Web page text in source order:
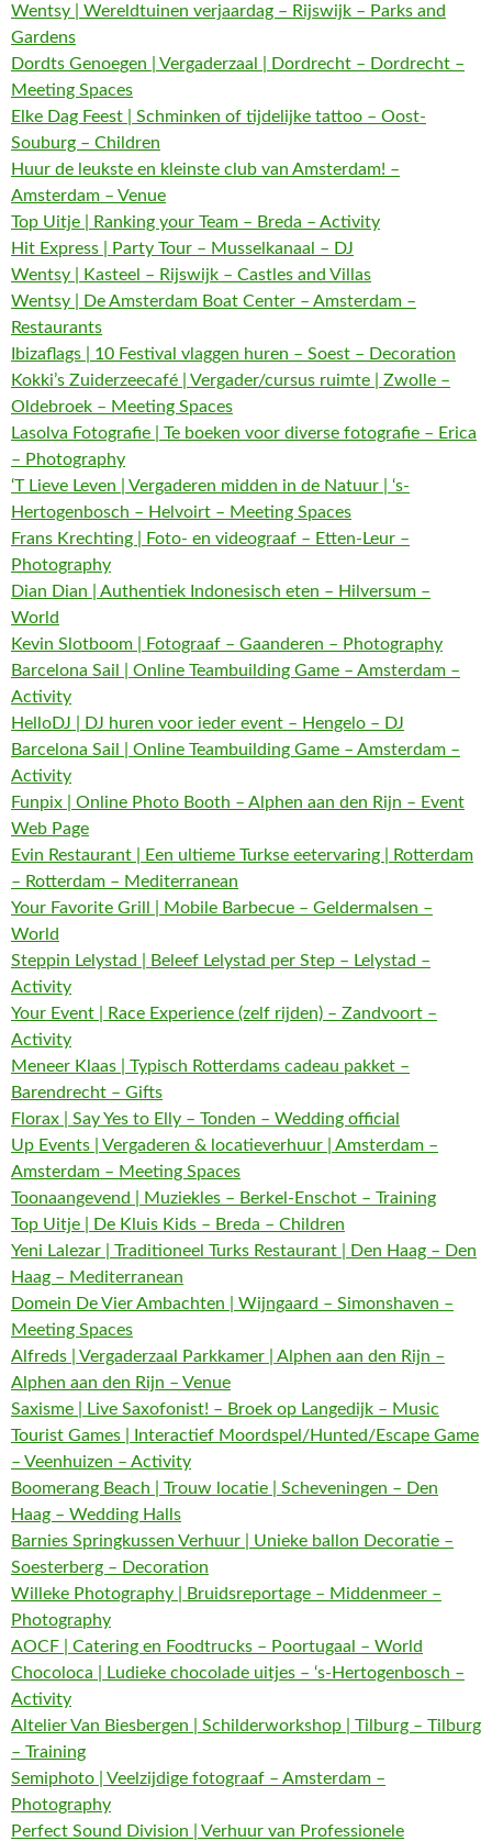
Wentsy | Wereldtuinen verjaardag – Rijswijk – Parks and
Gardens
Dordts Genoegen | Vergaderzaal | Dordrecht – Dordrecht –
Meeting Spaces
Elke Dag Feest | Schminken of tijdelijke tattoo – Oost-
Souburg – Children
Huur de leukste en kleinste club van Amsterdam! –
Amsterdam – Venue
Top Uitje | Ranking your Team – Breda – Activity
Hit Express | Party Tour – Musselkanaal – DJ
Wentsy | Kasteel – Rijswijk – Castles and Villas
Wentsy | De Amsterdam Boat Center – Amsterdam –
Restaurants
Ibizaflags | 10 Festival vlaggen huren – Soest – Decoration
Kokki’s Zuiderzeecafé | Vergader/cursus ruimte | Zwolle –
Oldebroek – Meeting Spaces
Lasolva Fotografie | Te boeken voor diverse fotografie – Erica
– Photography
‘T Lieve Leven | Vergaderen midden in de Natuur | ‘s-
Hertogenbosch – Helvoirt – Meeting Spaces
Frans Krechting | Foto- en videograaf – Etten-Leur –
Photography
Dian Dian | Authentiek Indonesisch eten – Hilversum –
World
Kevin Slotboom | Fotograaf – Gaanderen – Photography
Barcelona Sail | Online Teambuilding Game – Amsterdam –
Activity
HelloDJ | DJ huren voor ieder event – Hengelo – DJ
Barcelona Sail | Online Teambuilding Game – Amsterdam –
Activity
Funpix | Online Photo Booth – Alphen aan den Rijn – Event
Web Page
Evin Restaurant | Een ultieme Turkse eetervaring | Rotterdam
– Rotterdam – Mediterranean
Your Favorite Grill | Mobile Barbecue – Geldermalsen –
World
Steppin Lelystad | Beleef Lelystad per Step – Lelystad –
Activity
Your Event | Race Experience (zelf rijden) – Zandvoort –
Activity
Meneer Klaas | Typisch Rotterdams cadeau pakket –
Barendrecht – Gifts
Florax | Say Yes to Elly – Tonden – Wedding official
Up Events | Vergaderen & locatieverhuur | Amsterdam –
Amsterdam – Meeting Spaces
Toonaangevend | Muziekles – Berkel-Enschot – Training
Top Uitje | De Kluis Kids – Breda – Children
Yeni Lalezar | Traditioneel Turks Restaurant | Den Haag – Den
Haag – Mediterranean
Domein De Vier Ambachten | Wijngaard – Simonshaven –
Meeting Spaces
Alfreds | Vergaderzaal Parkkamer | Alphen aan den Rijn –
Alphen aan den Rijn – Venue
Saxisme | Live Saxofonist! – Broek op Langedijk – Music
Tourist Games | Interactief Moordspel/Hunted/Escape Game
– Veenhuizen – Activity
Boomerang Beach | Trouw locatie | Scheveningen – Den
Haag – Wedding Halls
Barnies Springkussen Verhuur | Unieke ballon Decoratie –
Soesterberg – Decoration
Willeke Photography | Bruidsreportage – Middenmeer –
Photography
AOCF | Catering en Foodtrucks – Poortugaal – World
Chocoloca | Ludieke chocolade uitjes – ‘s-Hertogenbosch –
Activity
Altelier Van Biesbergen | Schilderworkshop | Tilburg – Tilburg
– Training
Semiphoto | Veelzijdige fotograaf – Amsterdam –
Photography
Perfect Sound Division | Verhuur van Professionele